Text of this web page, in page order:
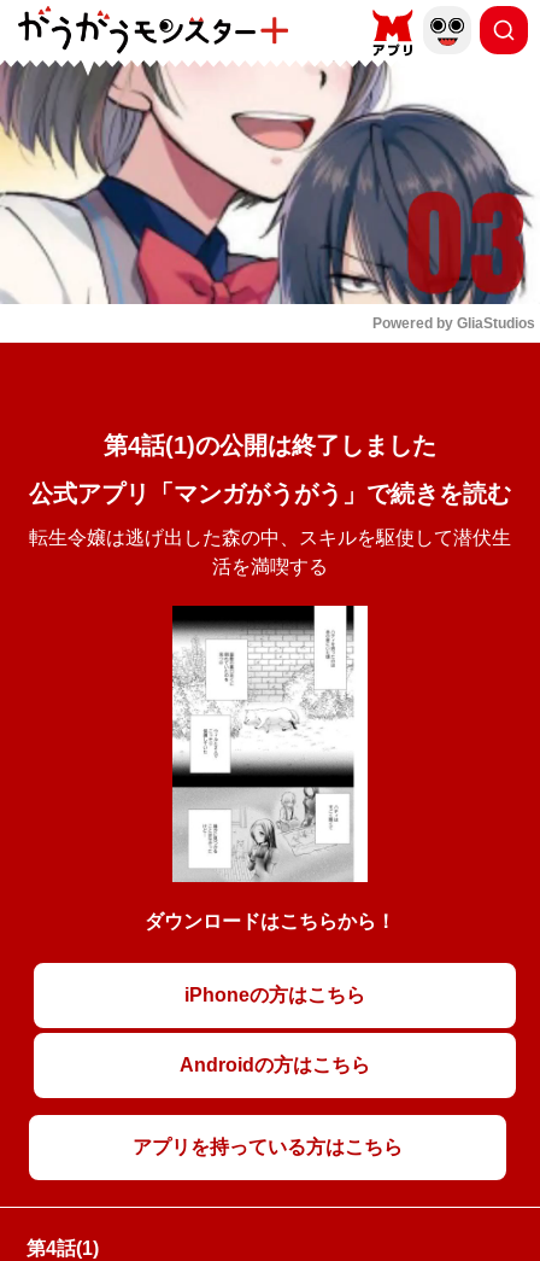
もっと読む
Powered by GliaStudios
第4話(1)の公開は終了しました
公式アプリ「マンガがうがう」で続きを読む
転生令嬢は逃げ出した森の中、スキルを駆使して潜伏生
活を満喫する
ダウンロードはこちらから！
iPhoneの方はこちら
Androidの方はこちら
アプリを持っている方はこちら
第4話(1)